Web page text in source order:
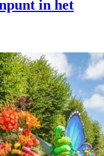
in het